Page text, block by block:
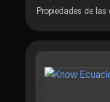
Propiedades de